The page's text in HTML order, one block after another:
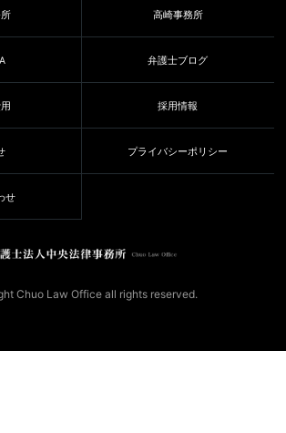
高崎事務所
弁護士ブログ
採用情報
プライバシーポリシー
せ
Chuo Law Office all rights reserved.